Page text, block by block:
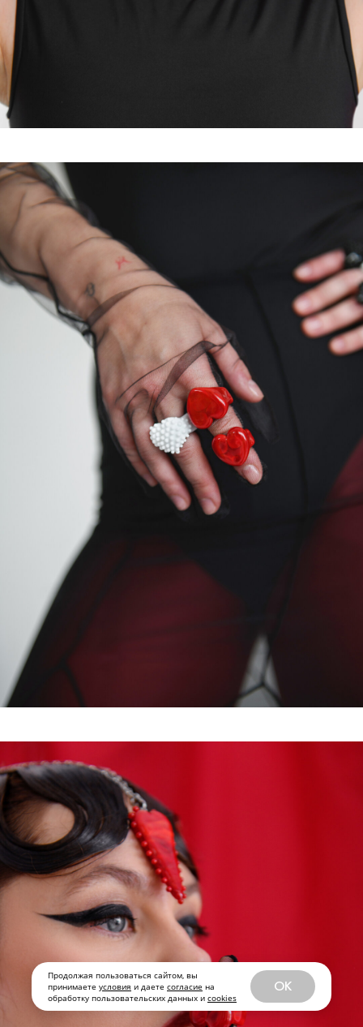
Продолжая пользоваться сайтом, вы
принимаете условия и даете согласие на
обработку пользовательских данных и cookies
OK